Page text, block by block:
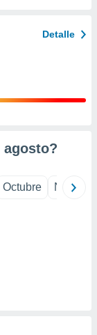
Detalle
agosto?
Octubre